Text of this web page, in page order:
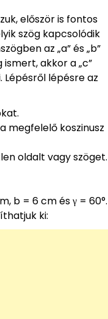
először is fontos
szög kapcsolódik
az „a” és „b”
ismert, akkor a „c”
lépésre az
megfelelő koszinusz
oldalt vagy szöget.
b = 6 cm és γ = 60°.
ki: